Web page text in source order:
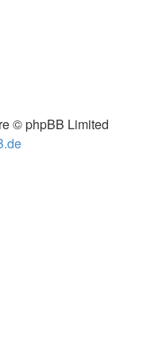
© phpBB Limited